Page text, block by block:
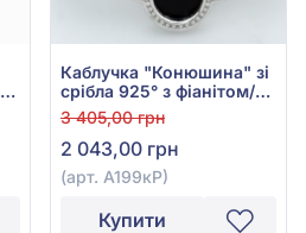
Каблучка "Конюшина" зі
срібла 925° з фіанітом/
куб.цирконієм, арт.
А199кР
3 405,00 грн
2 043,00 грн
(арт. А199кР)
Купити